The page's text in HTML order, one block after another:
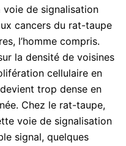
voie de signalisation
cancers du rat-taupe
l’homme compris.
la densité de voisines
cellulaire en
trop dense en
Chez le rat-taupe,
voie de signalisation
signal, quelques